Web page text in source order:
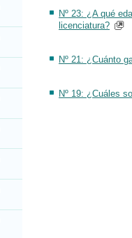
Nº 23: ¿A qué
licenciatura?
Nº 21: ¿Cuánto
Nº 19: ¿Cuáles